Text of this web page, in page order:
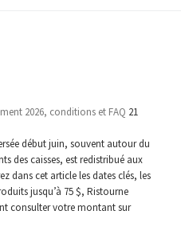
2026, conditions et FAQ 21
début juin, souvent autour du
des caisses, est redistribué aux
dans cet article les dates clés, les
jusqu’à 75 $, Ristourne
consulter votre montant sur